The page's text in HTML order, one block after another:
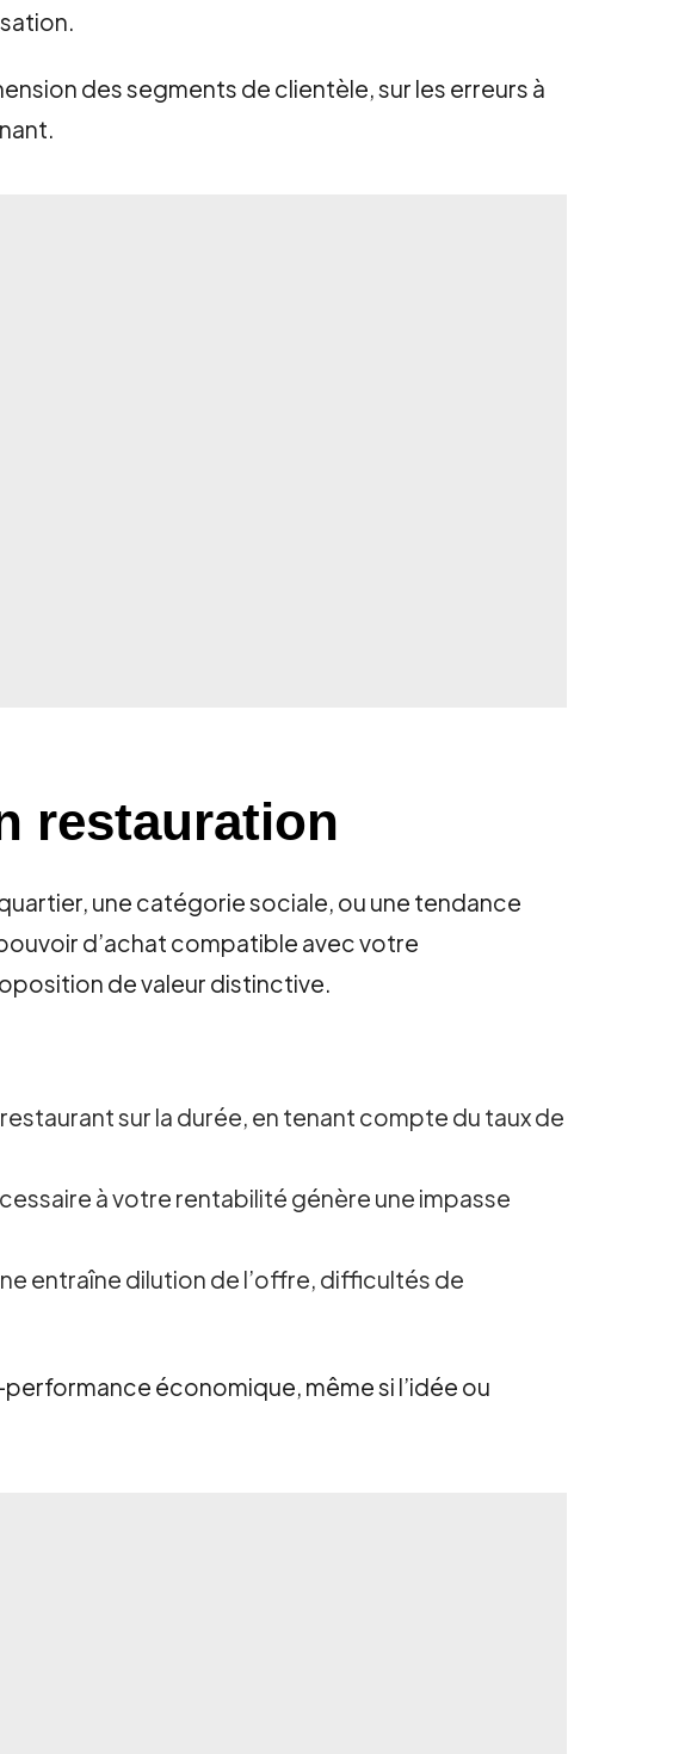
des segments de clientèle, sur les erreurs à
restauration
une catégorie sociale, ou une tendance
d’achat compatible avec votre
de valeur distinctive.
sur la durée, en tenant compte du taux de
à votre rentabilité génère une impasse
entraîne dilution de l’offre, difficultés de
économique, même si l’idée ou